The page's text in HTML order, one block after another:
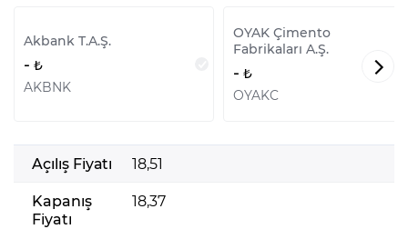
Akbank T.A.Ş.
-
AKBNK
OYAK Çimento
Fabrikaları A.Ş.
-
OYAKC
Açılış Fiyatı
18,51
Kapanış
Fiyatı
18,37